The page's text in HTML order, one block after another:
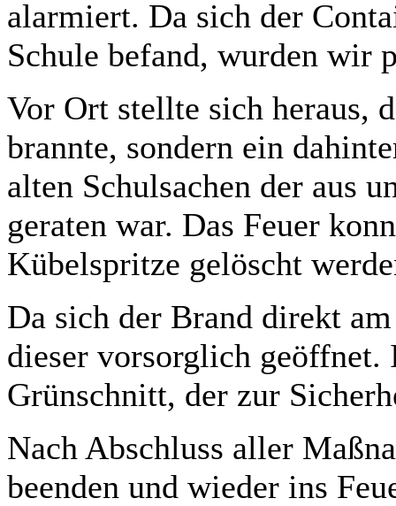
alarmiert. Da sich der
Schule befand, wurden wir
Vor Ort stellte sich heraus,
brannte, sondern ein
alten Schulsachen der aus
geraten war. Das Feuer
Kübelspritze gelöscht
Da sich der Brand direkt
dieser vorsorglich
Grünschnitt, der zur
Nach Abschluss aller
beenden und wieder ins